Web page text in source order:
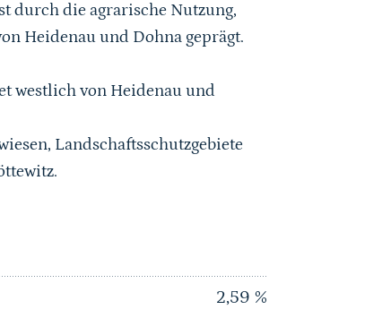
durch die agrarische Nutzung,
Heidenau und Dohna geprägt.
westlich von Heidenau und
Landschaftsschutzgebiete
2,59 %